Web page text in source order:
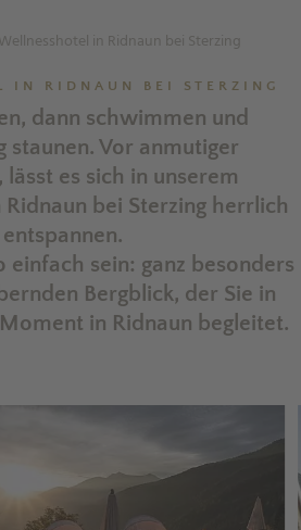
in Ridnaun bei Sterzing
IN RIDNAUN BEI STERZING
dann schwimmen und
staunen. Vor anmutiger
lässt es sich in unserem
bei Sterzing herrlich
entspannen.
einfach sein: ganz besonders
Bergblick, der Sie in
in Ridnaun begleitet.